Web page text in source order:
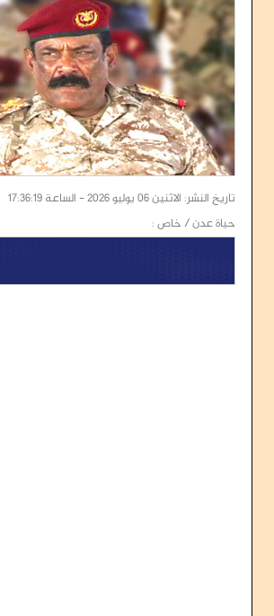
تاريخ النشر: الاثنين 06 يوليو 2026 - الساعة 17:36:19
حياة عدن / خاص :